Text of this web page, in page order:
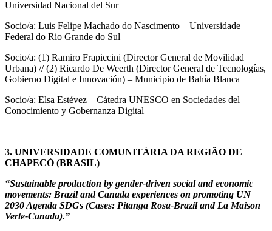
Universidad Nacional del Sur
Socio/a: Luis Felipe Machado do Nascimento – Universidade
Federal do Rio Grande do Sul
Socio/a: (1) Ramiro Frapiccini (Director General de Movilidad
Urbana) // (2) Ricardo De Weerth (Director General de Tecnologías,
Gobierno Digital e Innovación) – Municipio de Bahía Blanca
Socio/a: Elsa Estévez – Cátedra UNESCO en Sociedades del
Conocimiento y Gobernanza Digital
3. UNIVERSIDADE COMUNITÁRIA DA REGIÃO DE
CHAPECÓ (BRASIL)
“Sustainable production by gender-driven social and economic
movements: Brazil and Canada experiences on promoting UN
2030 Agenda SDGs (Cases: Pitanga Rosa-Brazil and La Maison
Verte-Canada).”